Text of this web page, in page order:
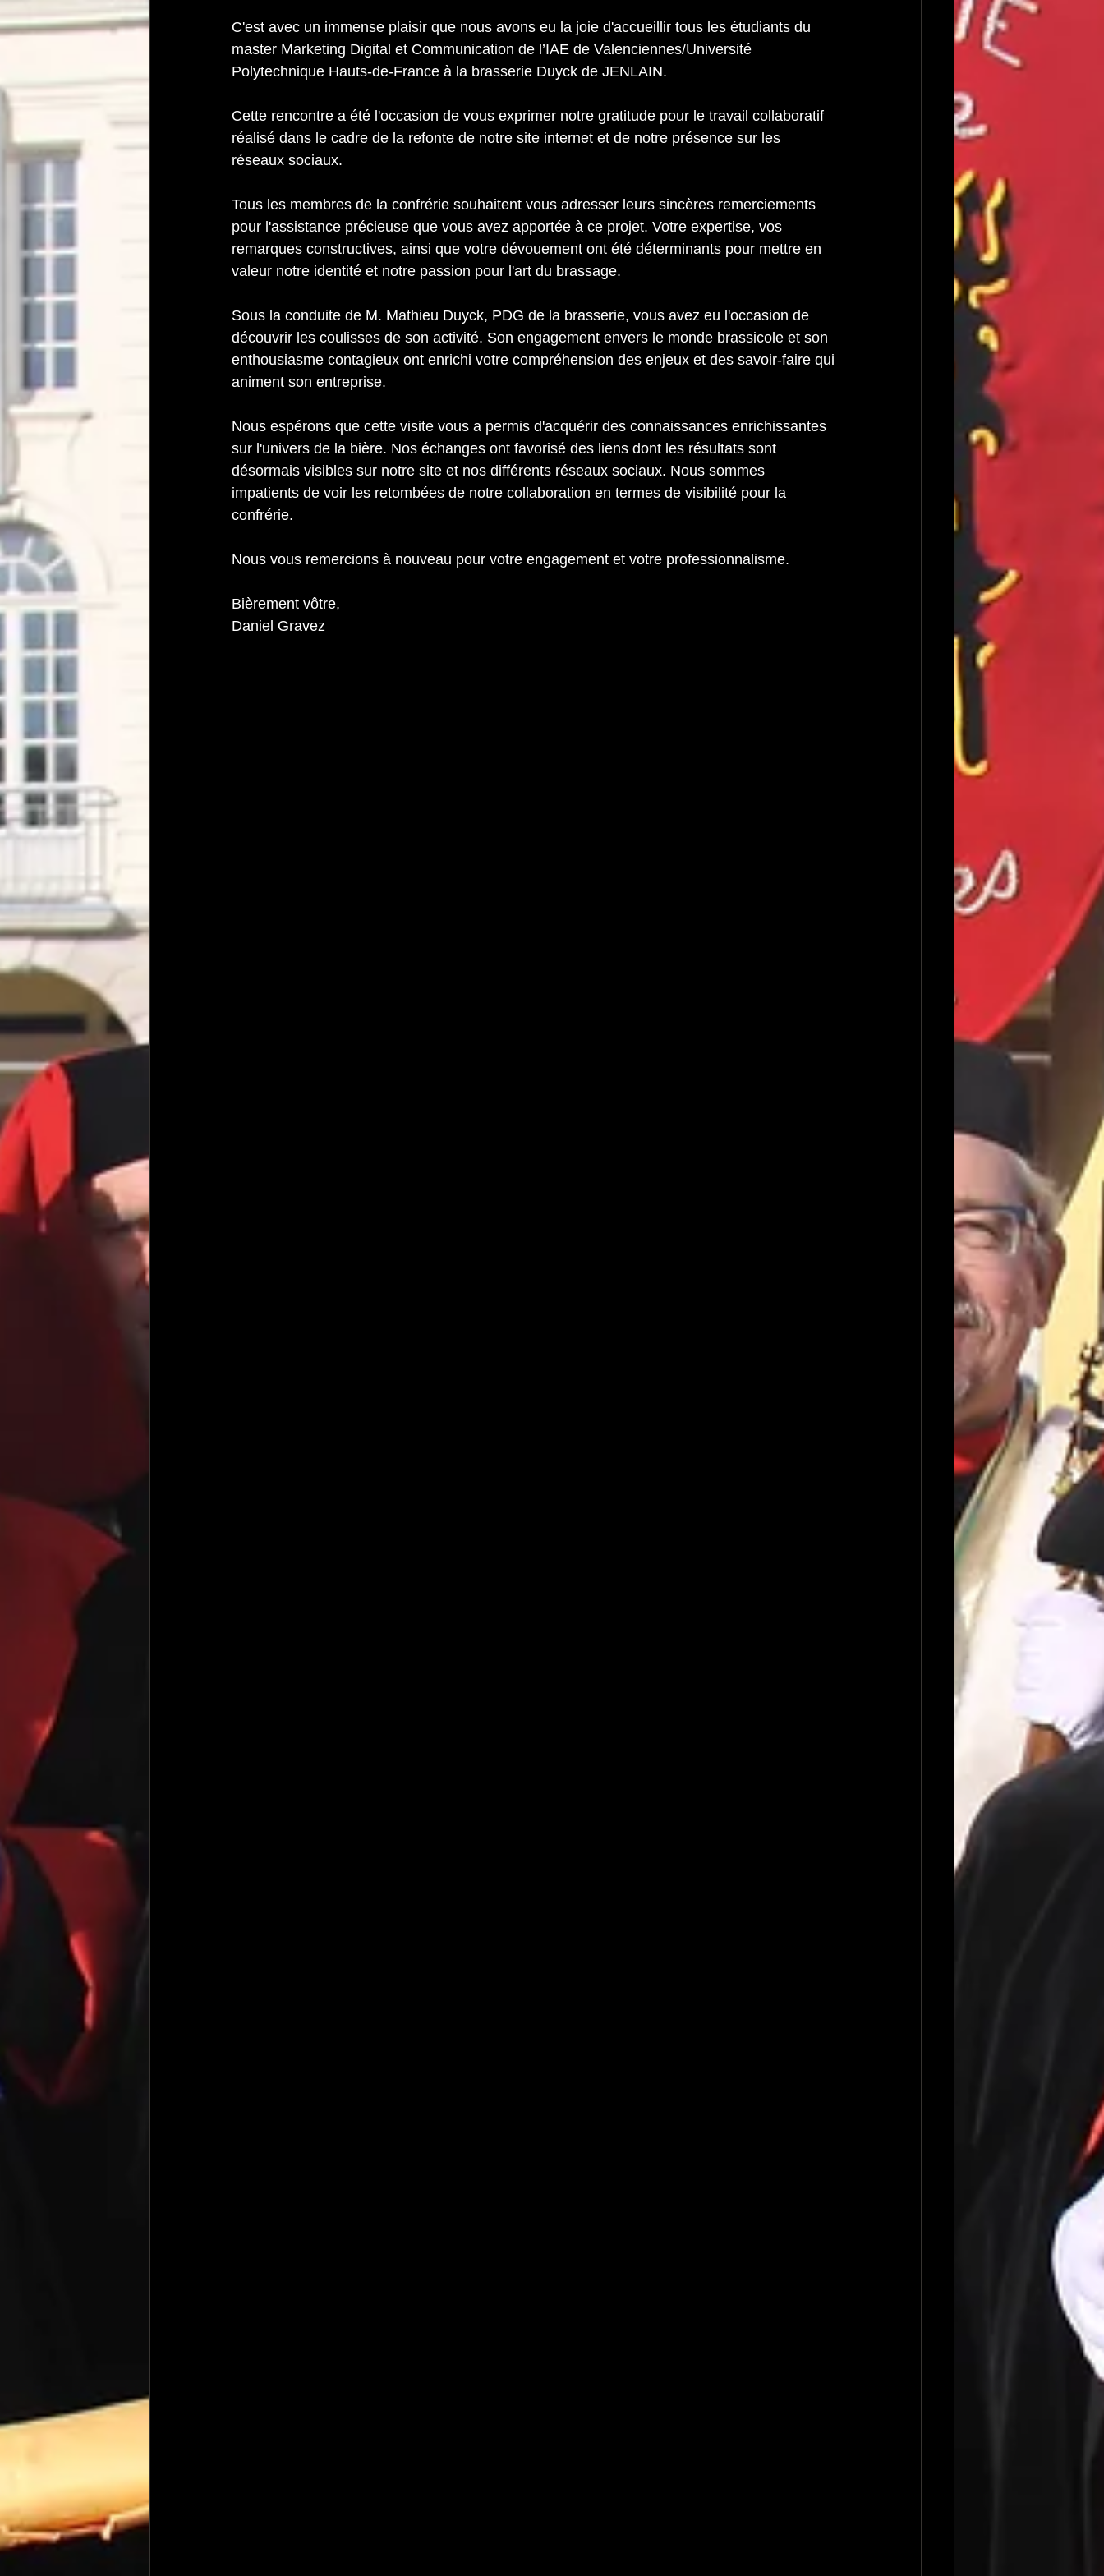
C'est avec un immense plaisir que nous avons eu la joie d'accueillir tous les étudiants du
master Marketing Digital et Communication de l’IAE de Valenciennes/Université
Polytechnique Hauts-de-France à la brasserie Duyck de JENLAIN.
Cette rencontre a été l'occasion de vous exprimer notre gratitude pour le travail collaboratif
réalisé dans le cadre de la refonte de notre site internet et de notre présence sur les
réseaux sociaux.
Tous les membres de la confrérie souhaitent vous adresser leurs sincères remerciements
pour l'assistance précieuse que vous avez apportée à ce projet. Votre expertise, vos
remarques constructives, ainsi que votre dévouement ont été déterminants pour mettre en
valeur notre identité et notre passion pour l'art du brassage.
Sous la conduite de M. Mathieu Duyck, PDG de la brasserie, vous avez eu l'occasion de
découvrir les coulisses de son activité. Son engagement envers le monde brassicole et son
enthousiasme contagieux ont enrichi votre compréhension des enjeux et des savoir-faire qui
animent son entreprise.
Nous espérons que cette visite vous a permis d'acquérir des connaissances enrichissantes
sur l'univers de la bière. Nos échanges ont favorisé des liens dont les résultats sont
désormais visibles sur notre site et nos différents réseaux sociaux. Nous sommes
impatients de voir les retombées de notre collaboration en termes de visibilité pour la
confrérie.
Nous vous remercions à nouveau pour votre engagement et votre professionnalisme.
Bièrement vôtre,
Daniel Gravez